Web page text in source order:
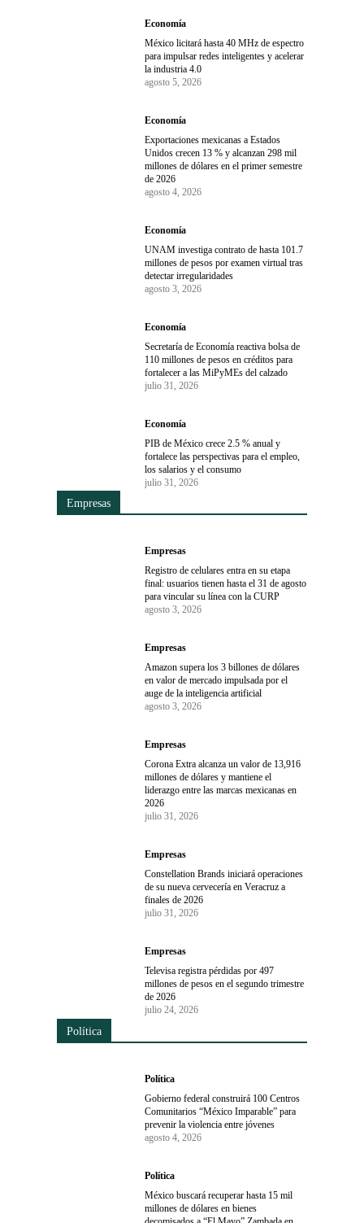
Economía
México licitará hasta 40 MHz de espectro
para impulsar redes inteligentes y acelerar
la industria 4.0
agosto 5, 2026
Economía
Exportaciones mexicanas a Estados
Unidos crecen 13 % y alcanzan 298 mil
millones de dólares en el primer semestre
de 2026
agosto 4, 2026
Economía
UNAM investiga contrato de hasta 101.7
millones de pesos por examen virtual tras
detectar irregularidades
agosto 3, 2026
Economía
Secretaría de Economía reactiva bolsa de
110 millones de pesos en créditos para
fortalecer a las MiPyMEs del calzado
julio 31, 2026
Economía
PIB de México crece 2.5 % anual y
fortalece las perspectivas para el empleo,
los salarios y el consumo
julio 31, 2026
Empresas
Empresas
Registro de celulares entra en su etapa
final: usuarios tienen hasta el 31 de agosto
para vincular su línea con la CURP
agosto 3, 2026
Empresas
Amazon supera los 3 billones de dólares
en valor de mercado impulsada por el
auge de la inteligencia artificial
agosto 3, 2026
Empresas
Corona Extra alcanza un valor de 13,916
millones de dólares y mantiene el
liderazgo entre las marcas mexicanas en
2026
julio 31, 2026
Empresas
Constellation Brands iniciará operaciones
de su nueva cervecería en Veracruz a
finales de 2026
julio 31, 2026
Empresas
Televisa registra pérdidas por 497
millones de pesos en el segundo trimestre
de 2026
julio 24, 2026
Política
Política
Gobierno federal construirá 100 Centros
Comunitarios “México Imparable” para
prevenir la violencia entre jóvenes
agosto 4, 2026
Política
México buscará recuperar hasta 15 mil
millones de dólares en bienes